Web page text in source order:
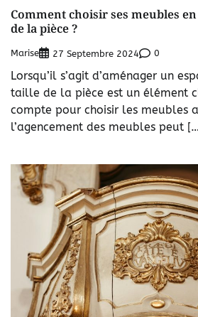
Comment choisir ses meubles
de la pièce ?
Marise 27 Septembre 2024 0
Lorsqu’il s’agit d’aménager un
taille de la pièce est un élément
compte pour choisir les meubles
l’agencement des meubles peut